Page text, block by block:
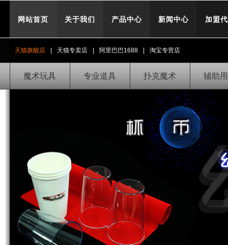
网站首页 关于我们 产品中心 新闻中心 加盟
天猫旗舰店 天猫专卖店 阿里巴巴1688 淘宝专营店
魔术玩具 专业道具 扑克魔术 辅助